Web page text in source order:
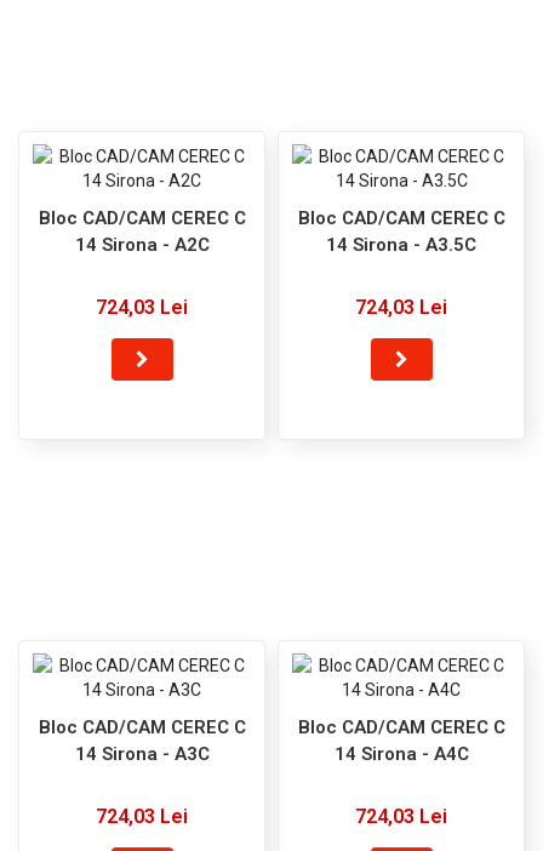
Bloc CAD/CAM CEREC C
14 Sirona - A2C
724,03 Lei
Bloc CAD/CAM CEREC C
14 Sirona - A3.5C
724,03 Lei
Bloc CAD/CAM CEREC C
14 Sirona - A3C
724,03 Lei
Bloc CAD/CAM CEREC C
14 Sirona - A4C
724,03 Lei